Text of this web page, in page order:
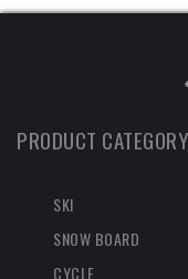
PRODUCT CATEGORY
SKI
SNOW BOARD
CYCLE